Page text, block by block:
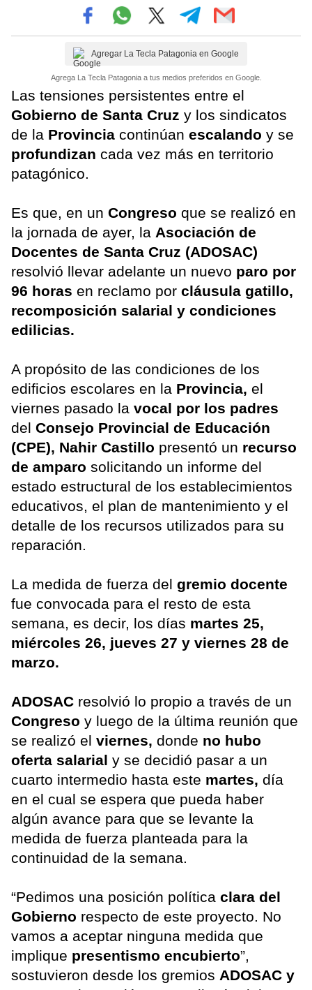
Agregar La Tecla Patagonia en Google
Agrega La Tecla Patagonia a tus medios preferidos en Google.
Las tensiones persistentes entre el
Gobierno de Santa Cruz y los sindicatos
de la Provincia continúan escalando y se
profundizan cada vez más en territorio
patagónico.
Es que, en un Congreso que se realizó en
la jornada de ayer, la Asociación de
Docentes de Santa Cruz (ADOSAC)
resolvió llevar adelante un nuevo paro por
96 horas en reclamo por cláusula gatillo,
recomposición salarial y condiciones
edilicias.
A propósito de las condiciones de los
edificios escolares en la Provincia, el
viernes pasado la vocal por los padres
del Consejo Provincial de Educación
(CPE), Nahir Castillo presentó un recurso
de amparo solicitando un informe del
estado estructural de los establecimientos
educativos, el plan de mantenimiento y el
detalle de los recursos utilizados para su
reparación.
La medida de fuerza del gremio docente
fue convocada para el resto de esta
semana, es decir, los días martes 25,
miércoles 26, jueves 27 y viernes 28 de
marzo.
ADOSAC resolvió lo propio a través de un
Congreso y luego de la última reunión que
se realizó el viernes, donde no hubo
oferta salarial y se decidió pasar a un
cuarto intermedio hasta este martes, día
en el cual se espera que pueda haber
algún avance para que se levante la
medida de fuerza planteada para la
continuidad de la semana.
“Pedimos una posición política clara del
Gobierno respecto de este proyecto. No
vamos a aceptar ninguna medida que
implique presentismo encubierto”,
sostuvieron desde los gremios ADOSAC y